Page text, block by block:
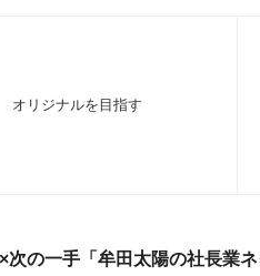
オリジナルを目指す
次の一手「牟田太陽の社長業